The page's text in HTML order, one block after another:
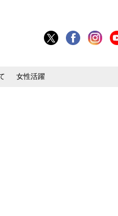
女性活躍